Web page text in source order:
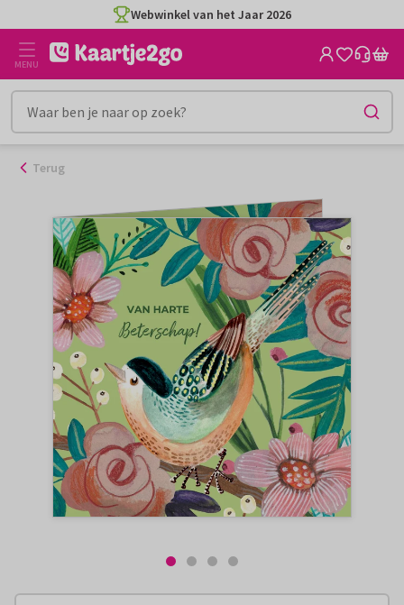
naar
inhoud
Webwinkel van het Jaar 2026
MENU
Terug